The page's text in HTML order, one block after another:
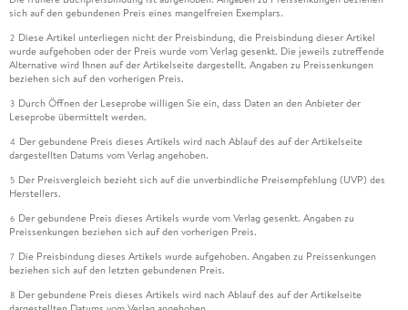
sich auf den gebundenen Preis eines mangelfreien Exemplars.
2 Diese Artikel unterliegen nicht der Preisbindung, die Preisbindung dieser Artikel
wurde aufgehoben oder der Preis wurde vom Verlag gesenkt. Die jeweils zutreffende
Alternative wird Ihnen auf der Artikelseite dargestellt. Angaben zu Preissenkungen
beziehen sich auf den vorherigen Preis.
3 Durch Öffnen der Leseprobe willigen Sie ein, dass Daten an den Anbieter der
Leseprobe übermittelt werden.
4 Der gebundene Preis dieses Artikels wird nach Ablauf des auf der Artikelseite
dargestellten Datums vom Verlag angehoben.
5 Der Preisvergleich bezieht sich auf die unverbindliche Preisempfehlung (UVP) des
Herstellers.
6 Der gebundene Preis dieses Artikels wurde vom Verlag gesenkt. Angaben zu
Preissenkungen beziehen sich auf den vorherigen Preis.
7 Die Preisbindung dieses Artikels wurde aufgehoben. Angaben zu Preissenkungen
beziehen sich auf den letzten gebundenen Preis.
8 Der gebundene Preis dieses Artikels wird nach Ablauf des auf der Artikelseite